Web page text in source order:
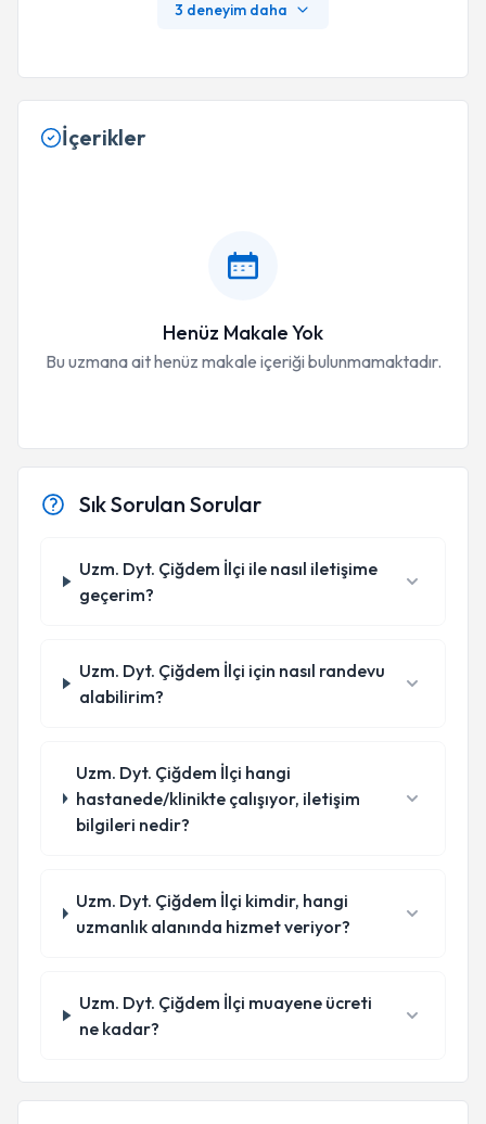
3 deneyim daha
İçerikler
Henüz Makale Yok
Bu uzmana ait henüz makale içeriği bulunmamaktadır.
Sık Sorulan Sorular
Uzm. Dyt. Çiğdem İlçi ile nasıl iletişime
geçerim?
Uzm. Dyt. Çiğdem İlçi için nasıl randevu
alabilirim?
Uzm. Dyt. Çiğdem İlçi hangi
hastanede/klinikte çalışıyor, iletişim
bilgileri nedir?
Uzm. Dyt. Çiğdem İlçi kimdir, hangi
uzmanlık alanında hizmet veriyor?
Uzm. Dyt. Çiğdem İlçi muayene ücreti
ne kadar?